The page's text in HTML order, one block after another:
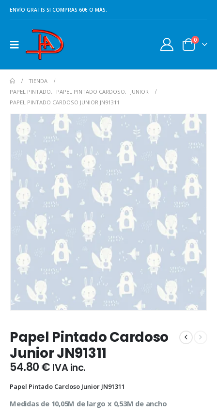
ENVÍO GRATIS SI COMPRAS 60€ O MÁS.
0
TIENDA
PAPEL PINTADO, PAPEL PINTADO CARDOSO,
JUNIOR
PAPEL PINTADO CARDOSO JUNIOR JN91311
Papel Pintado Cardoso
Junior JN91311
54.80€ IVA inc.
Papel Pintado Cardoso Junior JN91311
Medidas de 10,05M de largo x 0,53M de ancho